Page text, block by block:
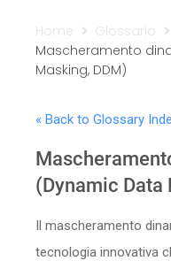
Academy
Sicurezza
Servizi
Home
Glossario
Mascheramento
Masking, DDM)
« Back to Glossary
(Dynamic Data
Il mascheramento
tecnologia innovativa